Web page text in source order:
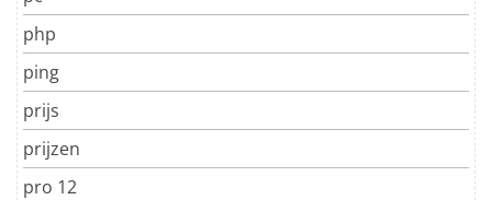
php
ping
prijs
prijzen
pro 12